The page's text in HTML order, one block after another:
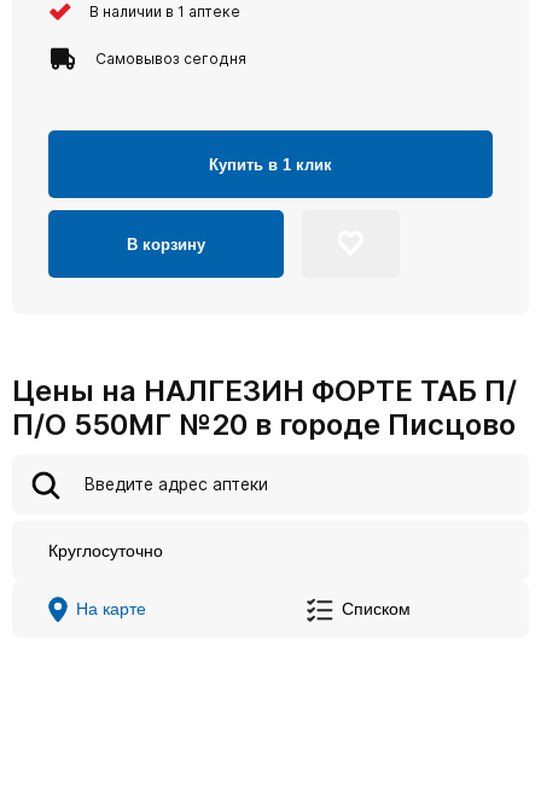
В наличии в 1 аптеке
Самовывоз сегодня
Купить в 1 клик
В корзину
Цены на НАЛГЕЗИН ФОРТЕ ТАБ П/
П/О 550МГ №20 в городе Писцово
Круглосуточно
На карте Списком